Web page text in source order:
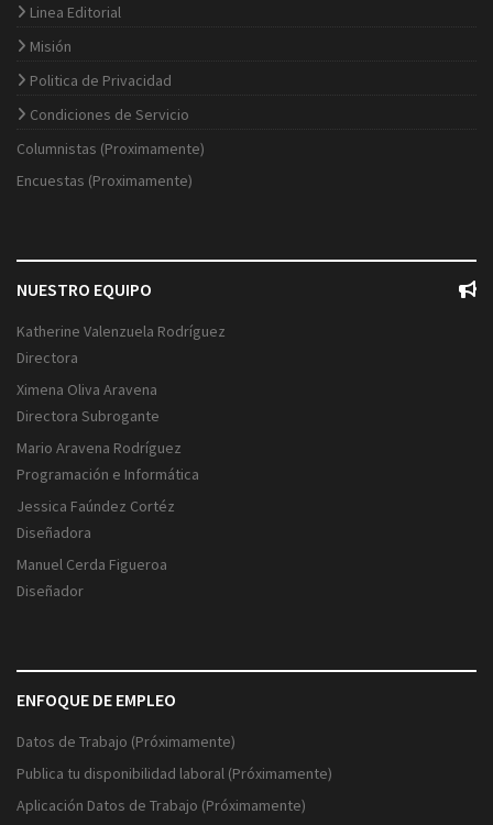
Linea Editorial
Misión
Politica de Privacidad
Condiciones de Servicio
Columnistas (Proximamente)
Encuestas (Proximamente)
NUESTRO EQUIPO
Katherine Valenzuela Rodríguez
Directora
Ximena Oliva Aravena
Directora Subrogante
Mario Aravena Rodríguez
Programación e Informática
Jessica Faúndez Cortéz
Diseñadora
Manuel Cerda Figueroa
Diseñador
ENFOQUE DE EMPLEO
Datos de Trabajo (Próximamente)
Publica tu disponibilidad laboral (Próximamente)
Aplicación Datos de Trabajo (Próximamente)